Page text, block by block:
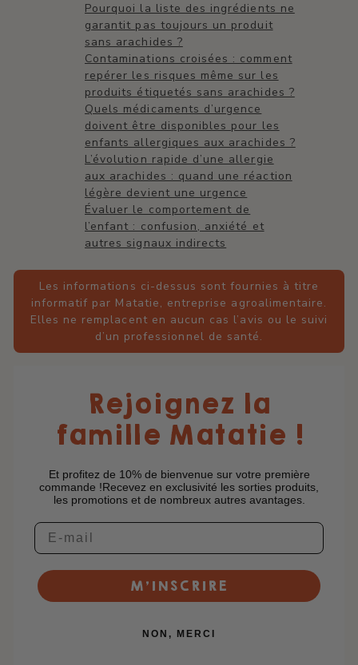
Pourquoi la liste des ingrédients ne
garantit pas toujours un produit
sans arachides ?
Contaminations croisées : comment
repérer les risques même sur les
produits étiquetés sans arachides ?
Quels médicaments d’urgence
doivent être disponibles pour les
enfants allergiques aux arachides ?
L’évolution rapide d’une allergie
aux arachides : quand une réaction
légère devient une urgence
Évaluer le comportement de
l’enfant : confusion, anxiété et
autres signaux indirects
Les informations ci-dessus sont fournies à titre
informatif par Matatie, entreprise agroalimentaire.
Elles ne remplacent en aucun cas l’avis ou le suivi
d’un professionnel de santé.
Rejoignez la
famille Matatie !
Et profitez de 10% de bienvenue sur votre première
commande !Recevez en exclusivité les sorties produits,
les promotions et de nombreux autres avantages.
M’INSCRIRE
NON, MERCI